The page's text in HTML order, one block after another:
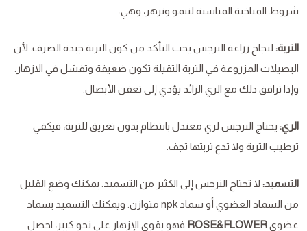
شروط المناخية المناسبة لتنمو وتزهر، وهي:
التربة: لنجاح زراعة النرجس يجب التأكد من كون التربة جيدة الصرف. لأن
البصيلات المزروعة في التربة الثقيلة تكون ضعيفة وتفشل في الازهار.
وإذا ترافق ذلك مع الري الزائد يؤدي إلى تعفن الأبصال.
الري: يحتاج النرجس لري معتدل بانتظام بدون تغريق للتربة، فيكفي
ترطيب التربة ولا تدع تربتها تجف.
التسميد: لا تحتاج النرجس إلى الكثير من التسميد. يمكنك وضع القليل
من السماد العضوي أو سماد npk متوازن. ويمكنك التسميد بسماد
عضويROSE&FLOWER فهو يقوي الإزهار على نحو كبير، احصل